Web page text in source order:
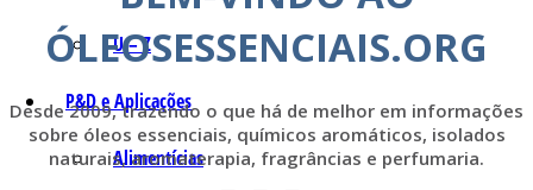
U – Z
P&D e Aplicações
Alimentícias
ÓLEOSESSENCIAIS.ORG
Desde 2009, trazendo o que há de melhor em informações
sobre óleos essenciais, químicos aromáticos, isolados
naturais, aromaterapia, fragrâncias e perfumaria.